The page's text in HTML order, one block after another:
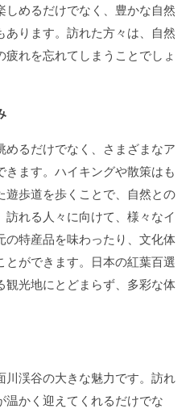
しめるだけでなく、豊かな自然
ります。訪れた方々は、自然
れを忘れてしまうことでしょ
るだけでなく、さまざまなア
ます。ハイキングや散策はも
遊歩道を歩くことで、自然との
れる人々に向けて、様々なイ
特産品を味わったり、文化体
ができます。日本の紅葉百選
観光地にとどまらず、多彩な体
渓谷の大きな魅力です。訪れ
かく迎えてくれるだけでな